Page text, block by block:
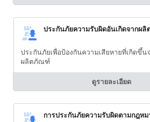
ประกันภัยความรับผิดอันเกิดจากผ
ประกันภัยเพื่อป้องกันความเสียหายที่เกิดขึ้น
ผลิตภัณฑ์
ดูรายละเอียด
การประกันภัยความรับผิดตามกฎหม